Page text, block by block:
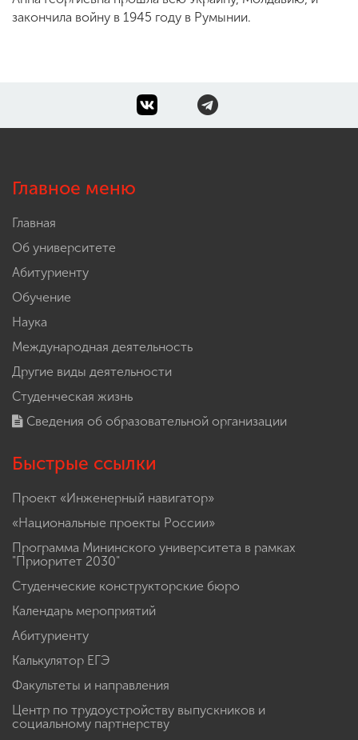
закончила войну в 1945 году в Румынии.
Главное меню
Главная
Об университете
Абитуриенту
Обучение
Наука
Международная деятельность
Другие виды деятельности
Студенческая жизнь
Сведения об образовательной организации
Быстрые ссылки
Проект «Инженерный навигатор»
«Национальные проекты России»
Программа Мининского университета в рамках
"Приоритет 2030"
Студенческие конструкторские бюро
Календарь мероприятий
Абитуриенту
Калькулятор ЕГЭ
Факультеты и направления
Центр по трудоустройству выпускников и
социальному партнерству